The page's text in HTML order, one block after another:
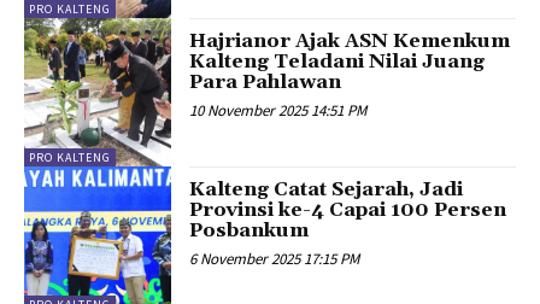
PRO KALTENG
PRO KALTENG
Hajrianor Ajak ASN Kemenkum
Kalteng Teladani Nilai Juang
Para Pahlawan
10 November 2025 14:51 PM
Kalteng Catat Sejarah, Jadi
Provinsi ke-4 Capai 100 Persen
Posbankum
6 November 2025 17:15 PM